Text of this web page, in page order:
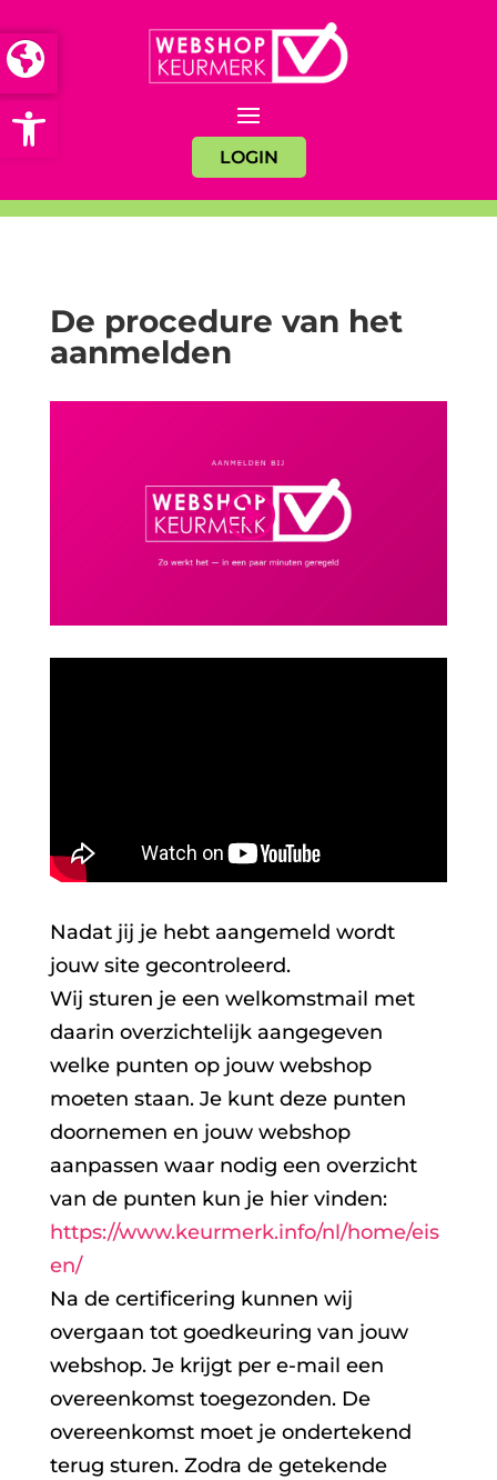
Open toolbar
LOGIN
De procedure van het
aanmelden
Nadat jij je hebt aangemeld wordt
jouw site gecontroleerd.
Wij sturen je een welkomstmail met
daarin overzichtelijk aangegeven
welke punten op jouw webshop
moeten staan. Je kunt deze punten
doornemen en jouw webshop
aanpassen waar nodig een overzicht
van de punten kun je hier vinden:
https://www.keurmerk.info/nl/home/eis
en/
Na de certificering kunnen wij
overgaan tot goedkeuring van jouw
webshop. Je krijgt per e-mail een
overeenkomst toegezonden. De
overeenkomst moet je ondertekend
terug sturen. Zodra de getekende